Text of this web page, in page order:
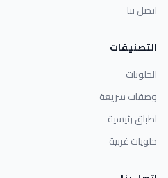
اتصل بنا
التصنيفات
الحلويات
وصفات سريعة
اطباق رئيسية
حلويات غربية